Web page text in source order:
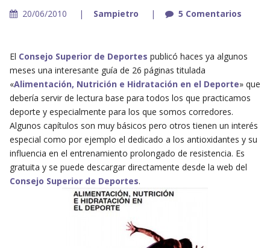
20/06/2010 Sampietro 5 Comentarios
El Consejo Superior de Deportes publicó haces ya algunos
meses una interesante guía de 26 páginas titulada
«Alimentación, Nutrición e Hidratación en el Deporte» que
debería servir de lectura base para todos los que practicamos
deporte y especialmente para los que somos corredores.
Algunos capítulos son muy básicos pero otros tienen un interés
especial como por ejemplo el dedicado a los antioxidantes y su
influencia en el entrenamiento prolongado de resistencia. Es
gratuita y se puede descargar directamente desde la web del
Consejo Superior de Deportes.